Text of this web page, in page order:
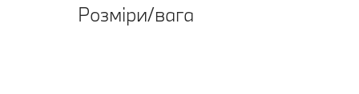
Розміри/вага